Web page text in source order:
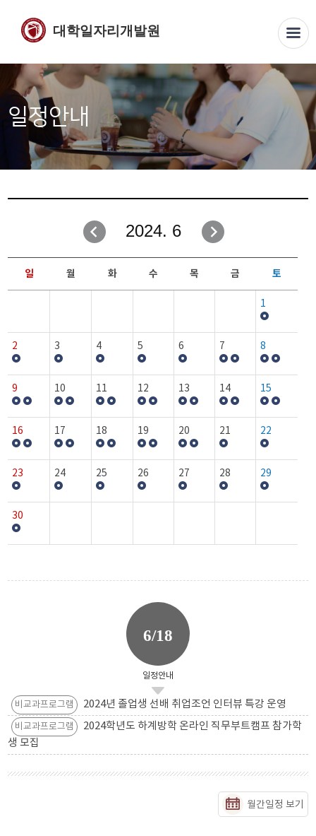
대학일자리개발원
일정안내
2024. 6
일 월 화 수 목 금 토
1
2 3 4 5 6 7 8
9 10 11 12 13 14 15
16 17 18 19 20 21 22
23 24 25 26 27 28 29
30
6/18
일정안내
비교과프로그램 2024년 졸업생 선배 취업조언 인터뷰 특강 운영
비교과프로그램
2024학년도 하계방학 온라인 직무부트캠프 참가학
생 모집
월간일정 보기